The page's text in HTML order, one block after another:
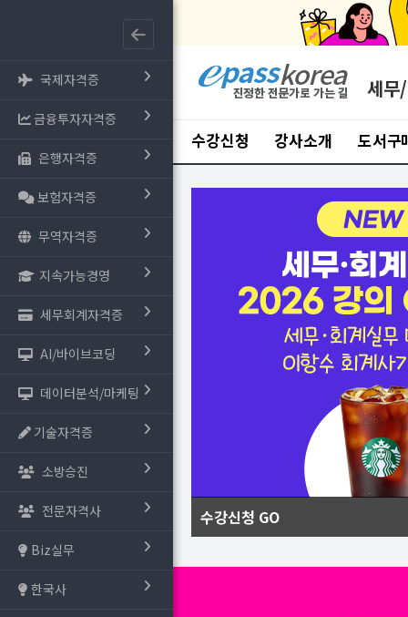
국제자격증
금융투자자격증
은행자격증
보험자격증
무역자격증
지속가능경영
세무회계자격증
AI/바이브코딩
데이터분석/마케팅
기술자격증
소방승진
전문자격사
Biz실무
한국사
세무
수강신청 강사소개 도서구
수강신청 GO